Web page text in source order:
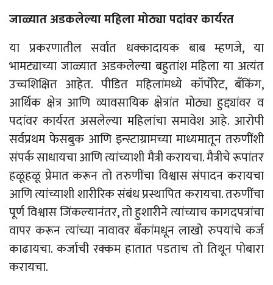
जाळ्यात अडकलेल्या महिला मोठ्या पदांवर कार्यरत
या प्रकरणातील सर्वात धक्कादायक बाब म्हणजे, या
भामट्याच्या जाळ्यात अडकलेल्या बहुतांश महिला या अत्यंत
उच्चशिक्षित आहेत. पीडित महिलांमध्ये कॉर्पोरेट, बँकिंग,
आर्थिक क्षेत्र आणि व्यावसायिक क्षेत्रांत मोठ्या हुद्द्यांवर व
पदांवर कार्यरत असलेल्या महिलांचा समावेश आहे. आरोपी
सर्वप्रथम फेसबुक आणि इन्स्टाग्रामच्या माध्यमातून तरुणींशी
संपर्क साधायचा आणि त्यांच्याशी मैत्री करायचा. मैत्रीचे रूपांतर
हळूहळू प्रेमात करून तो तरुणींचा विश्वास संपादन करायचा
आणि त्यांच्याशी शारीरिक संबंध प्रस्थापित करायचा. तरुणींचा
पूर्ण विश्वास जिंकल्यानंतर, तो हुशारीने त्यांच्याच कागदपत्रांचा
वापर करून त्यांच्या नावावर बँकांमधून लाखो रुपयांचे कर्ज
काढायचा. कर्जाची रक्कम हातात पडताच तो तिथून पोबारा
करायचा.